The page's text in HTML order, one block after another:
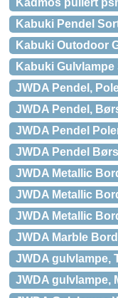
Kadmos pullert
Kabuki Pendel
Kabuki Outodoor
Kabuki Gulvlampe
JWDA Pendel,
JWDA Pendel,
JWDA Pendel
JWDA Pendel
JWDA Metallic
JWDA Metallic
JWDA Metallic
JWDA Marble
JWDA gulvlampe,
JWDA gulvlampe,